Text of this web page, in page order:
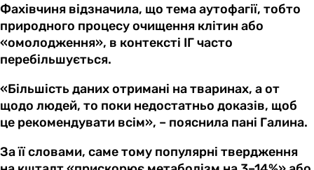
Фахівчиня відзначила, що тема аутофагії, тобто
природного процесу очищення клітин або
«омолодження», в контексті ІГ часто
перебільшується.
«Більшість даних отримані на тваринах, а от
щодо людей, то поки недостатньо доказів, щоб
це рекомендувати всім», – пояснила пані Галина.
За її словами, саме тому популярні твердження